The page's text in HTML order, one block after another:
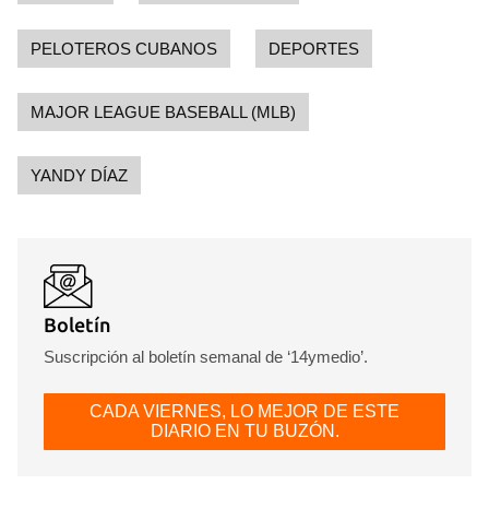
PELOTEROS CUBANOS DEPORTES
MAJOR LEAGUE BASEBALL (MLB)
YANDY DÍAZ
Boletín
Suscripción al boletín semanal de ‘14ymedio’.
CADA VIERNES, LO MEJOR DE ESTE
DIARIO EN TU BUZÓN.